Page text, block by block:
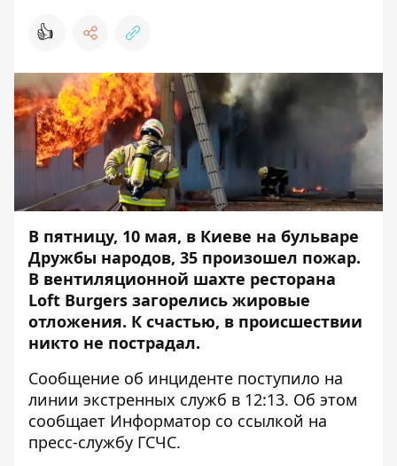
👍
В пятницу, 10 мая, в Киеве на бульваре
Дружбы народов, 35 произошел пожар.
В вентиляционной шахте ресторана
Loft Burgers загорелись жировые
отложения. К счастью, в происшествии
никто не пострадал.
Сообщение об инциденте поступило на
линии экстренных служб в 12:13. Об этом
сообщает Информатор со ссылкой на
пресс-службу ГСЧС.